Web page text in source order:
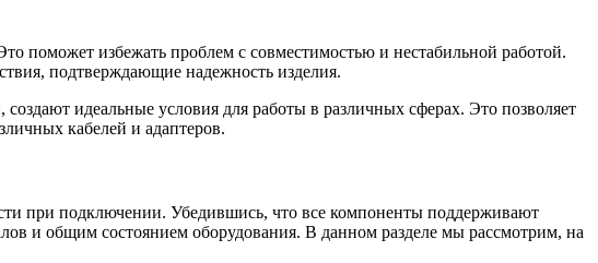
поможет избежать проблем с совместимостью и нестабильной работой.
подтверждающие надежность изделия.
идеальные условия для работы в различных сферах. Это позволяет
кабелей и адаптеров.
при подключении. Убедившись, что все компоненты поддерживают
и общим состоянием оборудования. В данном разделе мы рассмотрим, на